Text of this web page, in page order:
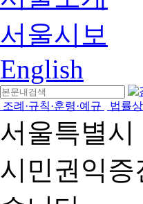
서울시보
English
조례·규칙·훈령·예규 법률
서울특별
시민권익